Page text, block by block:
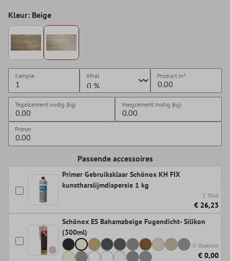
Kleur: Beige
Sample Afval Productm²
Tegelcement nodig (kg) Voegcement nodig (kg)
Primer
Passende accessoires
Primer Gebruiksklaar Schönox KH FIX
kunstharslijmdispersie 1 kg
1 Stuk
€ 26,23
Schönox ES Bahamabeige Fugendicht- Silikon
(300ml)
0 Stukken
€ 0,00